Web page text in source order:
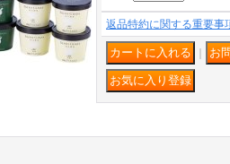
返品特約に関する重要事